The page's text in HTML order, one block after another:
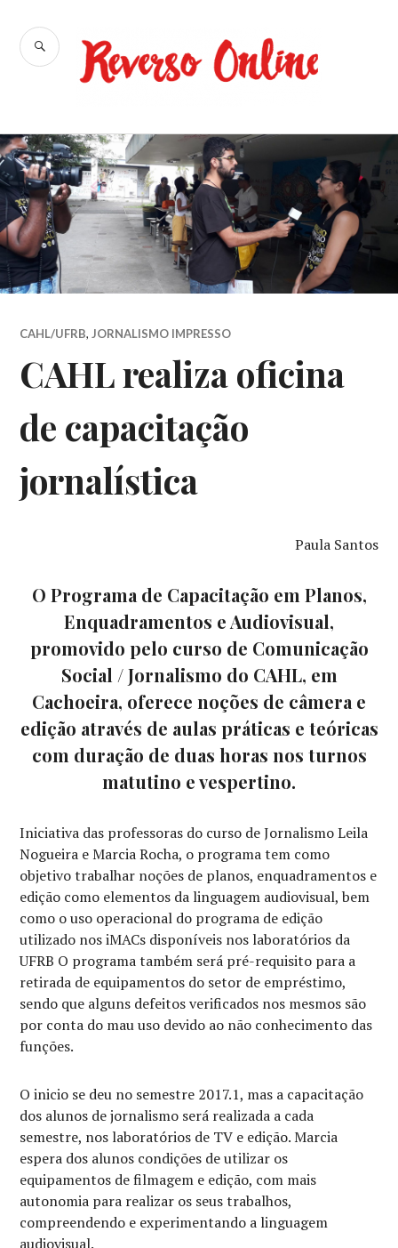
para
conteúdo
Reverso
BUSCA
CAHL/UFRB, JORNALISMO IMPRESSO
CAHL realiza oficina
de capacitação
jornalística
Paula Santos
O Programa de Capacitação em Planos,
Enquadramentos e Audiovisual,
promovido pelo curso de Comunicação
Social / Jornalismo do CAHL, em
Cachoeira, oferece noções de câmera e
edição através de aulas práticas e teóricas
com duração de duas horas nos turnos
matutino e vespertino.
Iniciativa das professoras do curso de Jornalismo Leila
Nogueira e Marcia Rocha, o programa tem como
objetivo trabalhar noções de planos, enquadramentos e
edição como elementos da linguagem audiovisual, bem
como o uso operacional do programa de edição
utilizado nos iMACs disponíveis nos laboratórios da
UFRB O programa também será pré-requisito para a
retirada de equipamentos do setor de empréstimo,
sendo que alguns defeitos verificados nos mesmos são
por conta do mau uso devido ao não conhecimento das
funções.
O inicio se deu no semestre 2017.1, mas a capacitação
dos alunos de jornalismo será realizada a cada
semestre, nos laboratórios de TV e edição. Marcia
espera dos alunos condições de utilizar os
equipamentos de filmagem e edição, com mais
autonomia para realizar os seus trabalhos,
compreendendo e experimentando a linguagem
audiovisual.